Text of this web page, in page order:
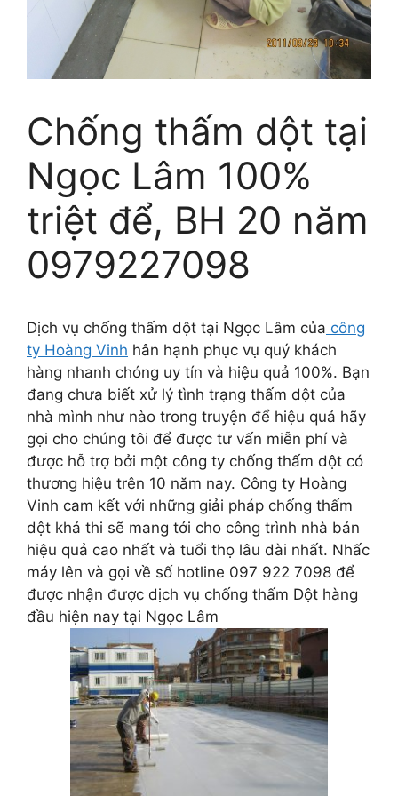
Chống thấm dột tại
Ngọc Lâm 100%
triệt để, BH 20 năm
0979227098
Dịch vụ chống thấm dột tại Ngọc Lâm của công
ty Hoàng Vinh hân hạnh phục vụ quý khách
hàng nhanh chóng uy tín và hiệu quả 100%. Bạn
đang chưa biết xử lý tình trạng thấm dột của
nhà mình như nào trong truyện để hiệu quả hãy
gọi cho chúng tôi để được tư vấn miễn phí và
được hỗ trợ bởi một công ty chống thấm dột có
thương hiệu trên 10 năm nay. Công ty Hoàng
Vinh cam kết với những giải pháp chống thấm
dột khả thi sẽ mang tới cho công trình nhà bản
hiệu quả cao nhất và tuổi thọ lâu dài nhất. Nhấc
máy lên và gọi về số hotline 097 922 7098 để
được nhận được dịch vụ chống thấm Dột hàng
đầu hiện nay tại Ngọc Lâm